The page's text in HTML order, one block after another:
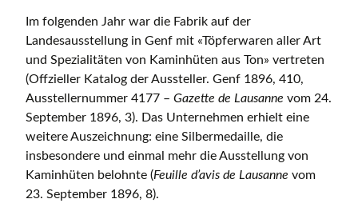
Im folgenden Jahr war die Fabrik auf der
Landesausstellung in Genf mit «Töpferwaren aller Art
und Spezialitäten von Kaminhüten aus Ton» vertreten
(Offzieller Katalog der Aussteller. Genf 1896, 410,
Ausstellernummer 4177 – Gazette de Lausanne vom 24.
September 1896, 3). Das Unternehmen erhielt eine
weitere Auszeichnung: eine Silbermedaille, die
insbesondere und einmal mehr die Ausstellung von
Kaminhüten belohnte (Feuille d’avis de Lausanne vom
23. September 1896, 8).